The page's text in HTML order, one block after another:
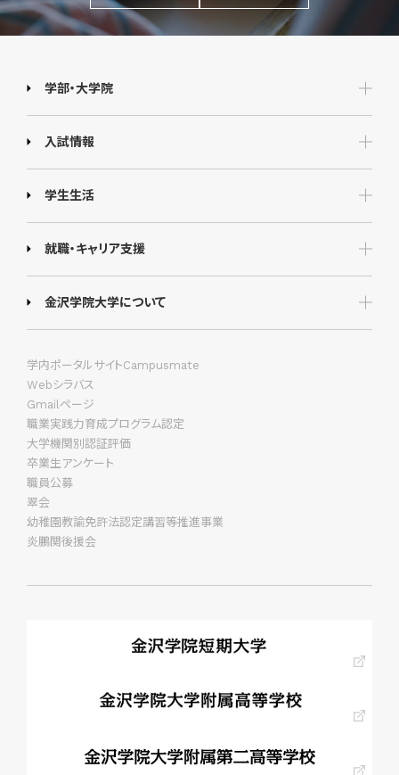
学部・大学院
入試情報
学生生活
就職・キャリア支援
金沢学院大学について
学内ポータルサイトCampusmate
Webシラバス
Gmailページ
職業実践力育成プログラム認定
大学機関別認証評価
卒業生アンケート
職員公募
翠会
幼稚園教諭免許法認定講習等推進事業
炎鵬関後援会